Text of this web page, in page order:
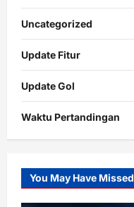
Uncategorized
Update Fitur
Update Gol
Waktu Pertandingan
Slot
Gacor
You May Have Missed